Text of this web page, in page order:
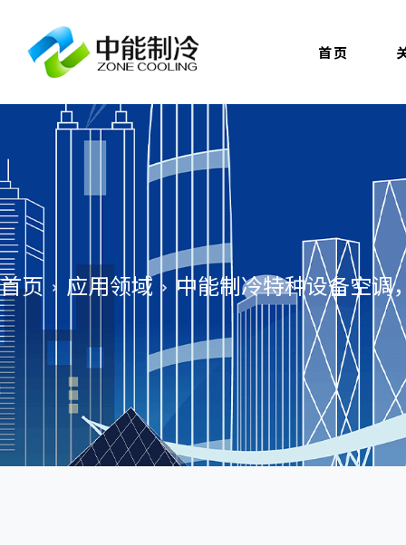
首页
首页 应用领域 中能制冷特种设备空